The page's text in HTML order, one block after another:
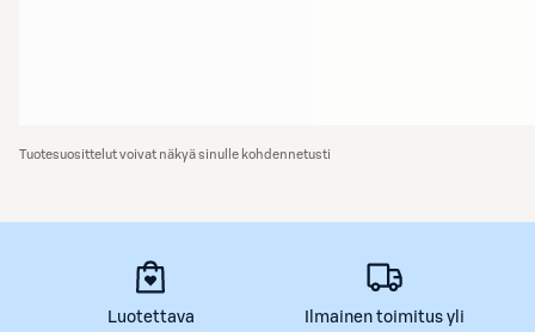
Tuotesuosittelut voivat näkyä sinulle kohdennetusti
Luotettava
Ilmainen toimitus yli